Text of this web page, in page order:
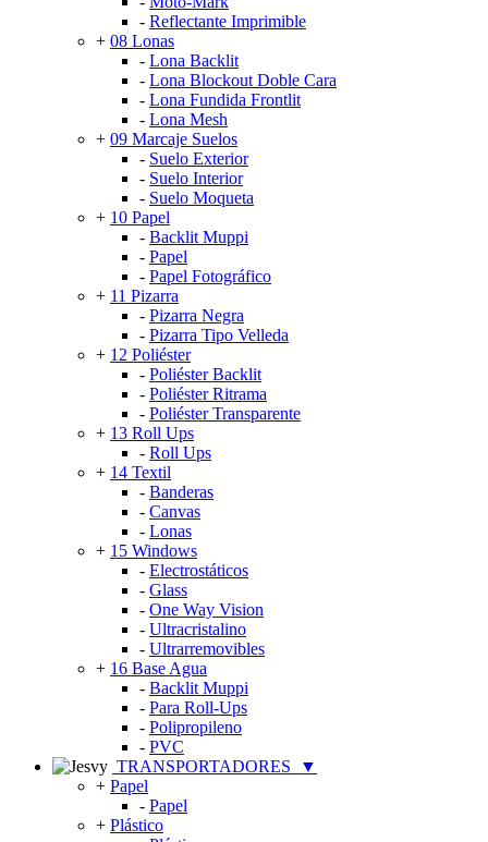
- Reflectante Imprimible
+ 08 Lonas
- Lona Backlit
- Lona Blockout Doble Cara
- Lona Fundida Frontlit
- Lona Mesh
+ 09 Marcaje Suelos
- Suelo Exterior
- Suelo Interior
- Suelo Moqueta
+ 10 Papel
- Backlit Muppi
- Papel
- Papel Fotográfico
+ 11 Pizarra
- Pizarra Negra
- Pizarra Tipo Velleda
+ 12 Poliéster
- Poliéster Backlit
- Poliéster Ritrama
- Poliéster Transparente
+ 13 Roll Ups
- Roll Ups
+ 14 Textil
- Banderas
- Canvas
- Lonas
+ 15 Windows
- Electrostáticos
- Glass
- One Way Vision
- Ultracristalino
- Ultrarremovibles
+ 16 Base Agua
- Backlit Muppi
- Para Roll-Ups
- Polipropileno
- PVC
TRANSPORTADORES
▼
+ Papel
- Papel
+ Plástico